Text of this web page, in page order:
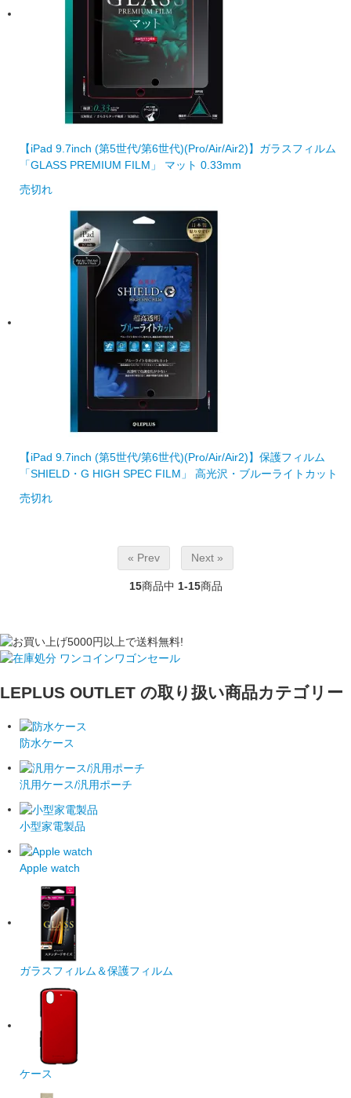
【iPad 9.7inch (第5世代/第6世代)(Pro/Air/Air2)】ガラスフィルム
「GLASS PREMIUM FILM」 マット 0.33mm
売切れ
【iPad 9.7inch (第5世代/第6世代)(Pro/Air/Air2)】保護フィルム
「SHIELD・G HIGH SPEC FILM」 高光沢・ブルーライトカット
売切れ
« Prev Next »
15商品中 1-15商品
LEPLUS OUTLET の取り扱い商品カテゴリー
防水ケース
汎用ケース/汎用ポーチ
小型家電製品
Apple watch
ガラスフィルム＆保護フィルム
ケース